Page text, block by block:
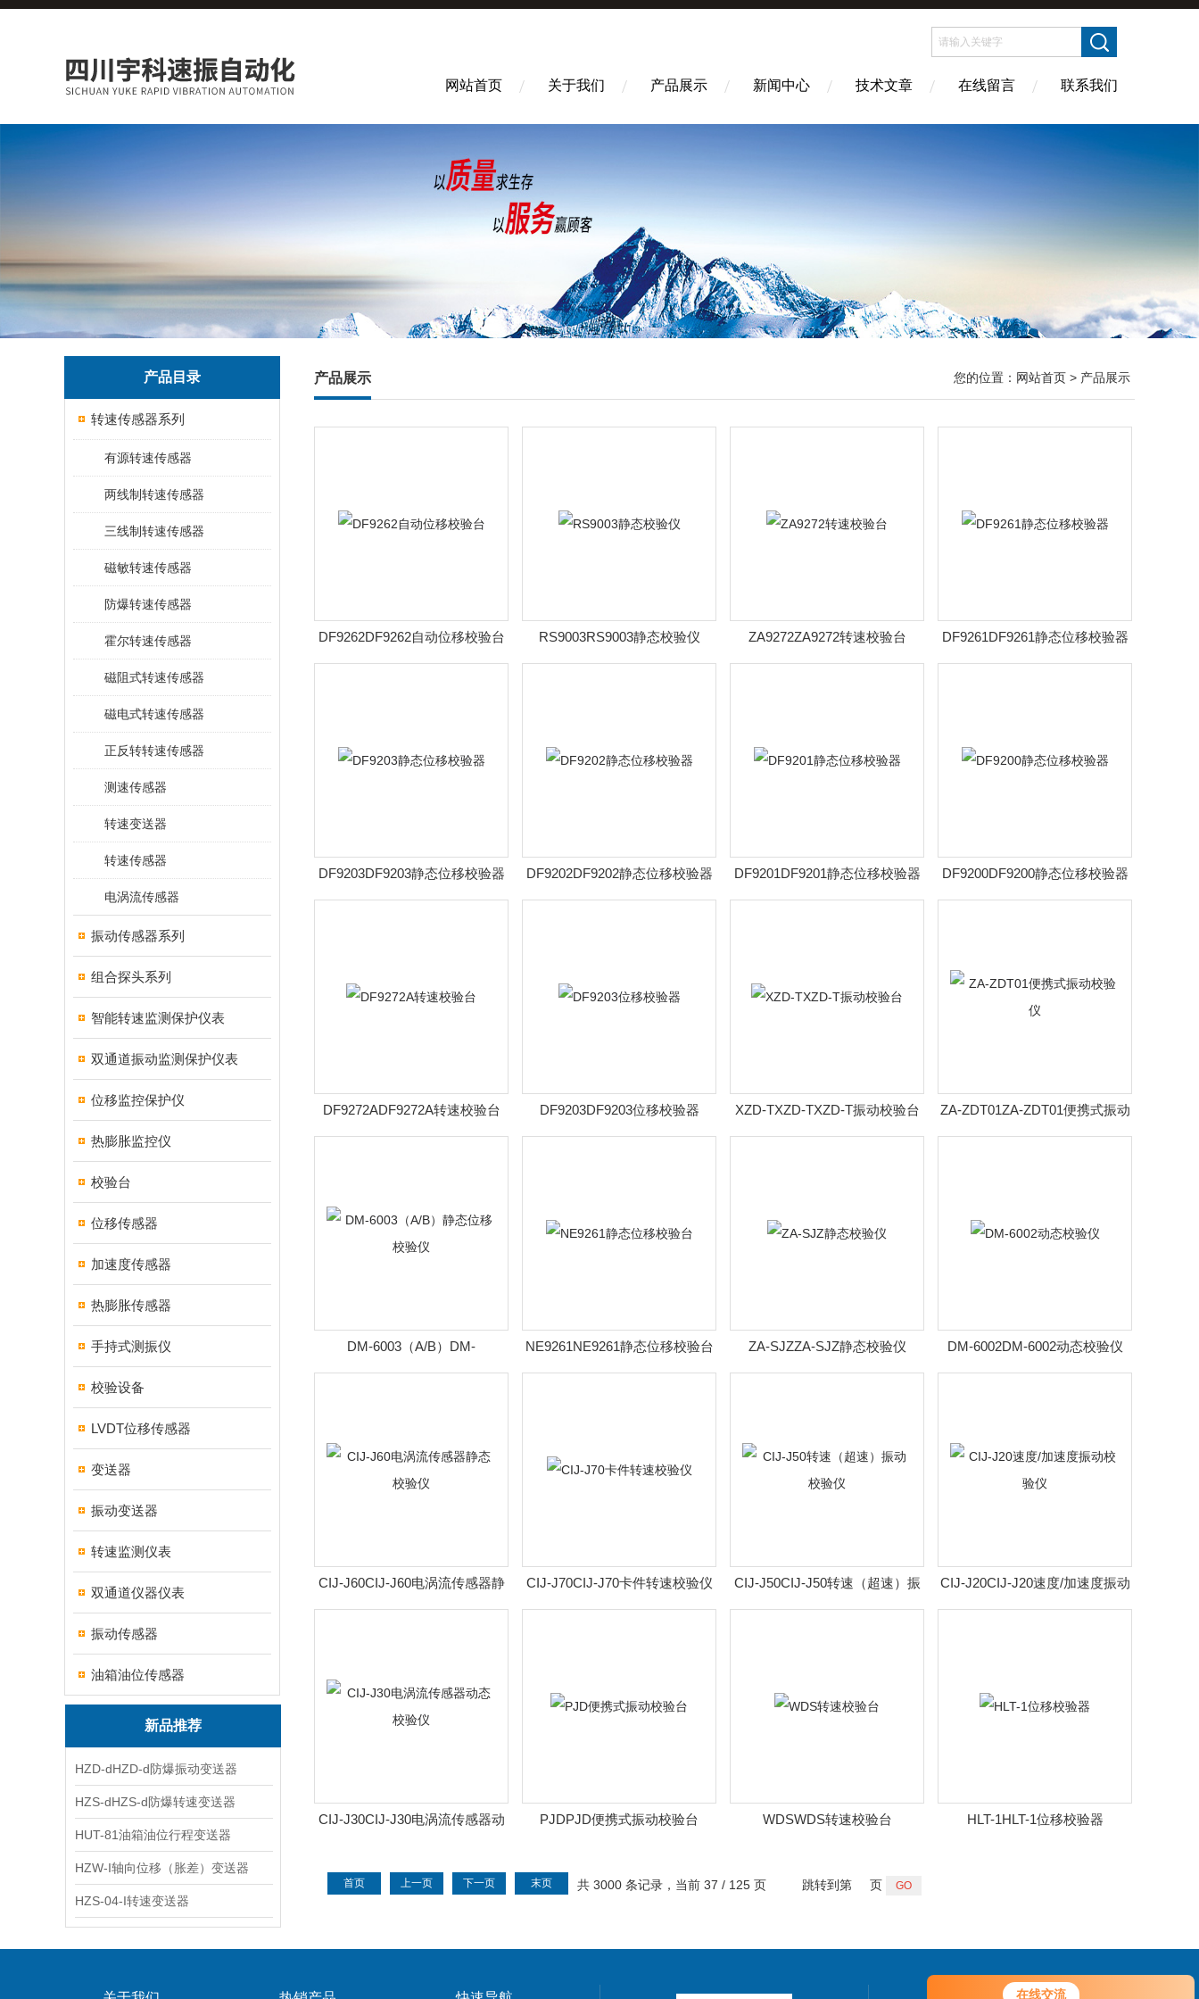
在线交流
网站首页 关于我们 产品展示 新闻中心 技术文章 在线留言 联系我们
产品目录
转速传感器系列
有源转速传感器
两线制转速传感器
三线制转速传感器
磁敏转速传感器
防爆转速传感器
霍尔转速传感器
磁阻式转速传感器
磁电式转速传感器
正反转转速传感器
测速传感器
转速变送器
转速传感器
电涡流传感器
振动传感器系列
组合探头系列
智能转速监测保护仪表
双通道振动监测保护仪表
位移监控保护仪
热膨胀监控仪
校验台
位移传感器
加速度传感器
热膨胀传感器
手持式测振仪
校验设备
LVDT位移传感器
变送器
振动变送器
转速监测仪表
双通道仪器仪表
振动传感器
油箱油位传感器
新品推荐
HZD-dHZD-d防爆振动变送器
HZS-dHZS-d防爆转速变送器
HUT-81油箱油位行程变送器
HZW-I轴向位移（胀差）变送器
HZS-04-I转速变送器
产品展示 您的位置： 网站首页 > 产品展示
DF9262DF9262自动位移校验台 RS9003RS9003静态校验仪 ZA9272ZA9272转速校验台 DF9261DF9261静态位移校验器
DF9203DF9203静态位移校验器 DF9202DF9202静态位移校验器 DF9201DF9201静态位移校验器 DF9200DF9200静态位移校验器
DF9272ADF9272A转速校验台 DF9203DF9203位移校验器 XZD-TXZD-TXZD-T振动校验台
ZA-ZDT01ZA-ZDT01便携式振动
校验仪
DM-6003（A/B）DM-
6003（A/B）静态位移校验仪
NE9261NE9261静态位移校验台 ZA-SJZZA-SJZ静态校验仪 DM-6002DM-6002动态校验仪
CIJ-J60CIJ-J60电涡流传感器静
态校验仪
CIJ-J70CIJ-J70卡件转速校验仪
CIJ-J50CIJ-J50转速（超速）振
动校验仪
CIJ-J20CIJ-J20速度/加速度振动
校验仪
CIJ-J30CIJ-J30电涡流传感器动
PJDPJD便携式振动校验台 WDSWDS转速校验台 HLT-1HLT-1位移校验器
共 3000 条记录，当前 37 / 125 页
首页 上一页 下一页 末页 跳转到第 页